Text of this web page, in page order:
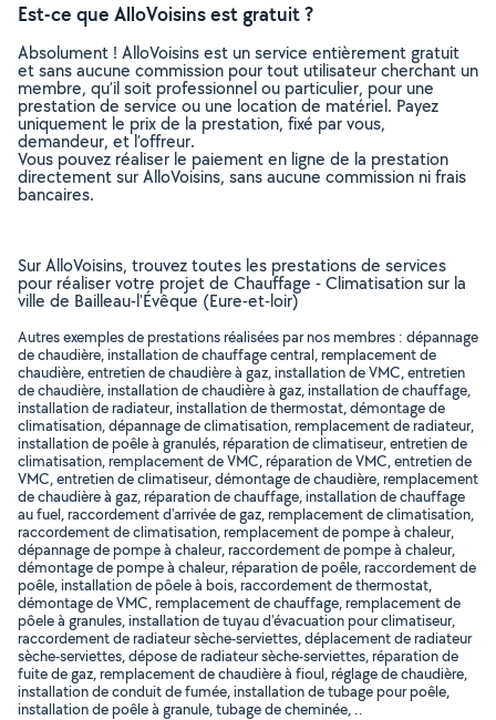
Est-ce que AlloVoisins est gratuit ?
Absolument ! AlloVoisins est un service entièrement gratuit
et sans aucune commission pour tout utilisateur cherchant un
membre, qu’il soit professionnel ou particulier, pour une
prestation de service ou une location de matériel. Payez
uniquement le prix de la prestation, fixé par vous,
demandeur, et l’offreur.
Vous pouvez réaliser le paiement en ligne de la prestation
directement sur AlloVoisins, sans aucune commission ni frais
bancaires.
Sur AlloVoisins, trouvez toutes les prestations de services
pour réaliser votre projet de Chauffage - Climatisation sur la
ville de Bailleau-l'Évêque (Eure-et-loir)
Autres exemples de prestations réalisées par nos membres : dépannage
de chaudière, installation de chauffage central, remplacement de
chaudière, entretien de chaudière à gaz, installation de VMC, entretien
de chaudière, installation de chaudière à gaz, installation de chauffage,
installation de radiateur, installation de thermostat, démontage de
climatisation, dépannage de climatisation, remplacement de radiateur,
installation de poêle à granulés, réparation de climatiseur, entretien de
climatisation, remplacement de VMC, réparation de VMC, entretien de
VMC, entretien de climatiseur, démontage de chaudière, remplacement
de chaudière à gaz, réparation de chauffage, installation de chauffage
au fuel, raccordement d'arrivée de gaz, remplacement de climatisation,
raccordement de climatisation, remplacement de pompe à chaleur,
dépannage de pompe à chaleur, raccordement de pompe à chaleur,
démontage de pompe à chaleur, réparation de poêle, raccordement de
poêle, installation de pôele à bois, raccordement de thermostat,
démontage de VMC, remplacement de chauffage, remplacement de
pôele à granules, installation de tuyau d'évacuation pour climatiseur,
raccordement de radiateur sèche-serviettes, déplacement de radiateur
sèche-serviettes, dépose de radiateur sèche-serviettes, réparation de
fuite de gaz, remplacement de chaudière à fioul, réglage de chaudière,
installation de conduit de fumée, installation de tubage pour poêle,
installation de poêle à granule, tubage de cheminée, ..